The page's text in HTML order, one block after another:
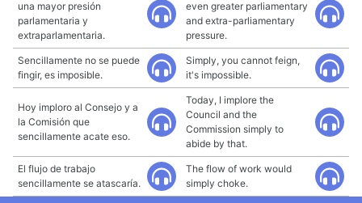
una mayor presión
parlamentaria y
extraparlamentaria.
even greater parliamentary
and extra-parliamentary
pressure.
Sencillamente no se puede
fingir, es imposible.
Simply, you cannot feign,
it's impossible.
Hoy imploro al Consejo y a
la Comisión que
sencillamente acate eso.
Today, I implore the
Council and the
Commission simply to
abide by that.
El flujo de trabajo
sencillamente se atascaría.
The flow of work would
simply choke.